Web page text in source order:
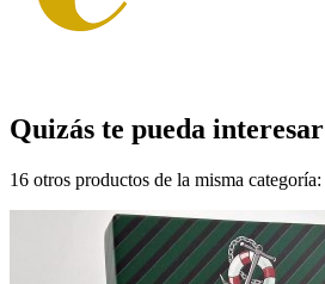
Quizás te pueda interesar
16 otros productos de la misma categoría: